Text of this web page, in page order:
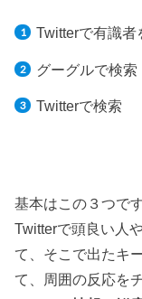
Twitterで有識者
グーグルで検索
Twitterで検索
基本はこの３つです
Twitterで頭良い人
て、そこで出たキ
て、周囲の反応を